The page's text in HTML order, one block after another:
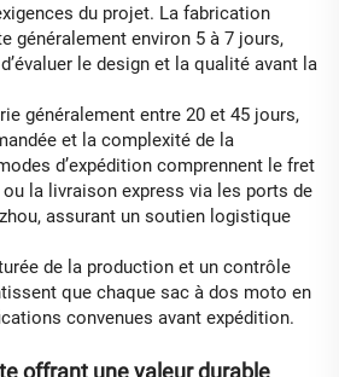
du projet. La fabrication
généralement environ 5 à 7 jours,
le design et la qualité avant la
généralement entre 20 et 45 jours,
et la complexité de la
d’expédition comprennent le fret
la livraison express via les ports de
assurant un soutien logistique
de la production et un contrôle
que chaque sac à dos moto en
convenues avant expédition.
offrant une valeur durable